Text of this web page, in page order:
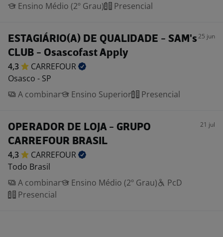
Ensino Médio (2º Grau)
Presencial
ESTAGIÁRIO(A) DE QUALIDADE - SAM's
CLUB - Osascofast Apply
25 jun
4,3
CARREFOUR
Osasco - SP
A combinar
Ensino Superior Presencial
OPERADOR DE LOJA - GRUPO
CARREFOUR BRASIL
21 jul
4,3
CARREFOUR
Todo Brasil
A combinar
Ensino Médio (2º Grau)
PcD
Presencial